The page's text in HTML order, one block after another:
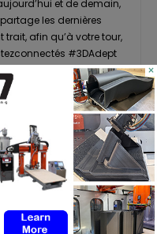
et de demain,
les dernières
afin qu’à votre tour,
#3DAdept
AUTHOR
un cadre normatif
céramiques
×